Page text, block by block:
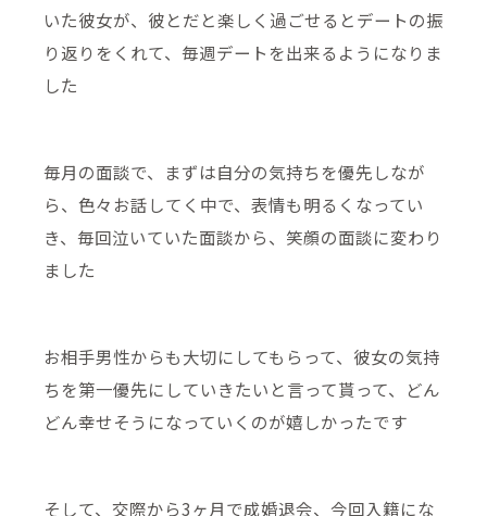
いた彼女が、彼とだと楽しく過ごせるとデートの振
り返りをくれて、毎週デートを出来るようになりま
した
毎月の面談で、まずは自分の気持ちを優先しなが
ら、色々お話してく中で、表情も明るくなってい
き、毎回泣いていた面談から、笑顔の面談に変わり
ました
お相手男性からも大切にしてもらって、彼女の気持
ちを第一優先にしていきたいと言って貰って、どん
どん幸せそうになっていくのが嬉しかったです
そして、交際から3ヶ月で成婚退会、今回入籍にな